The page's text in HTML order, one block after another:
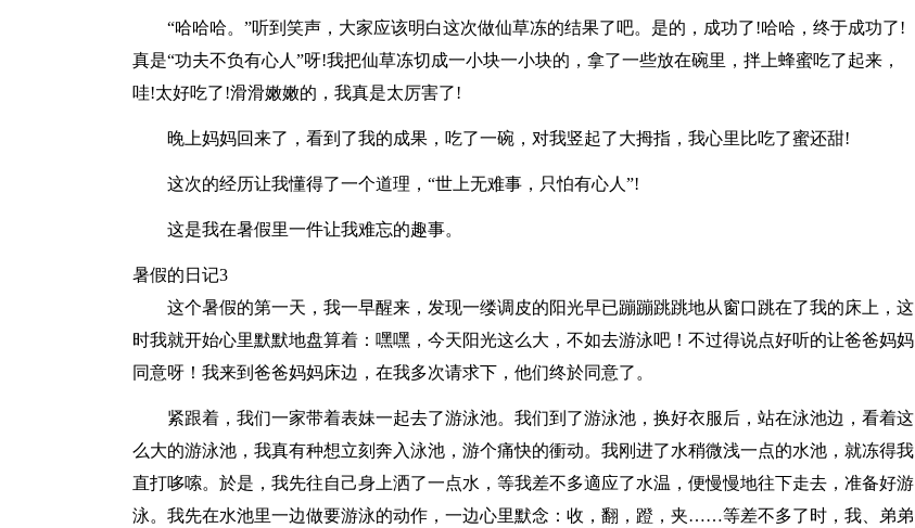
“哈哈哈。”听到笑声，大家应该明白这次做仙草冻的结果了吧。是的，成功了!哈哈，终于成功了!
真是“功夫不负有心人”呀!我把仙草冻切成一小块一小块的，拿了一些放在碗里，拌上蜂蜜吃了起来，
哇!太好吃了!滑滑嫩嫩的，我真是太厉害了!
晚上妈妈回来了，看到了我的成果，吃了一碗，对我竖起了大拇指，我心里比吃了蜜还甜!
这次的经历让我懂得了一个道理，“世上无难事，只怕有心人”!
这是我在暑假里一件让我难忘的趣事。
暑假的日记3
这个暑假的第一天，我一早醒来，发现一缕调皮的阳光早已蹦蹦跳跳地从窗口跳在了我的床上，这
时我就开始心里默默地盘算着：嘿嘿，今天阳光这么大，不如去游泳吧！不过得说点好听的让爸爸妈妈
同意呀！我来到爸爸妈妈床边，在我多次请求下，他们终於同意了。
紧跟着，我们一家带着表妹一起去了游泳池。我们到了游泳池，换好衣服后，站在泳池边，看着这
么大的游泳池，我真有种想立刻奔入泳池，游个痛快的衝动。我刚进了水稍微浅一点的水池，就冻得我
直打哆嗦。於是，我先往自己身上洒了一点水，等我差不多適应了水温，便慢慢地往下走去，准备好游
泳。我先在水池里一边做要游泳的动作，一边心里默念：收，翻，蹬，夹……等差不多了时，我、弟弟